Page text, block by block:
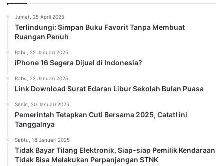
Jumat, 25 April 2025
Terlindungi: Simpan Buku Favorit Tanpa Membuat
Ruangan Penuh
Rabu, 22 Januari 2025
iPhone 16 Segera Dijual di Indonesia?
Rabu, 22 Januari 2025
Link Download Surat Edaran Libur Sekolah Bulan Puasa
Senin, 20 Januari 2025
Pemerintah Tetapkan Cuti Bersama 2025, Catat! ini
Tanggalnya
Sabtu, 18 Januari 2025
Tidak Bayar Tilang Elektronik, Siap-siap Pemilik Kendaraan
Tidak Bisa Melakukan Perpanjangan STNK